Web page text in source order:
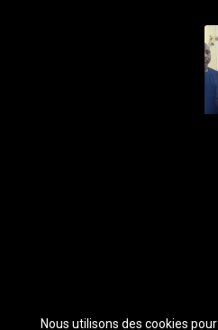
Nous utilisons des cookies pour